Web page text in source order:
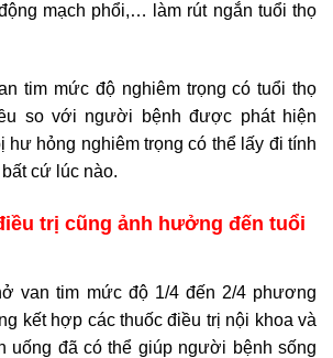
mạch phổi,… làm rút ngắn tuổi thọ
tim mức độ nghiêm trọng có tuổi thọ
so với người bệnh được phát hiện
hư hỏng nghiêm trọng có thể lấy đi tính
cứ lúc nào.
trị cũng ảnh hưởng đến tuổi
van tim mức độ 1/4 đến 2/4 phương
kết hợp các thuốc điều trị nội khoa và
uống đã có thể giúp người bệnh sống